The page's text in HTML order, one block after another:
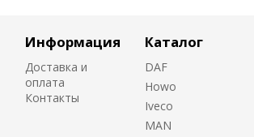
Информация
Доставка и
оплата
Контакты
Каталог
DAF
Howo
Iveco
MAN